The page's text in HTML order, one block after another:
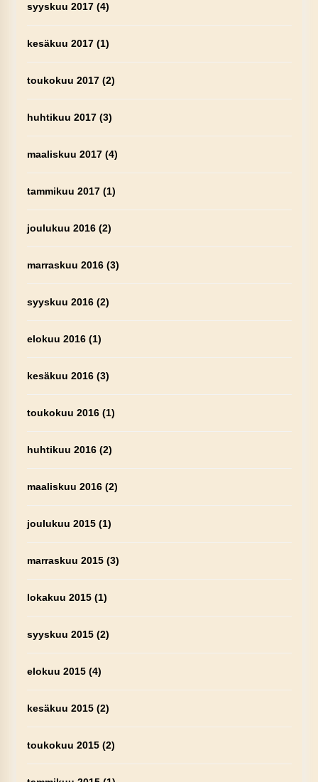
syyskuu 2017(4)
kesäkuu 2017(1)
toukokuu 2017(2)
huhtikuu 2017(3)
maaliskuu 2017(4)
tammikuu 2017(1)
joulukuu 2016(2)
marraskuu 2016(3)
syyskuu 2016(2)
elokuu 2016(1)
kesäkuu 2016(3)
toukokuu 2016(1)
huhtikuu 2016(2)
maaliskuu 2016(2)
joulukuu 2015(1)
marraskuu 2015(3)
lokakuu 2015(1)
syyskuu 2015(2)
elokuu 2015(4)
kesäkuu 2015(2)
toukokuu 2015(2)